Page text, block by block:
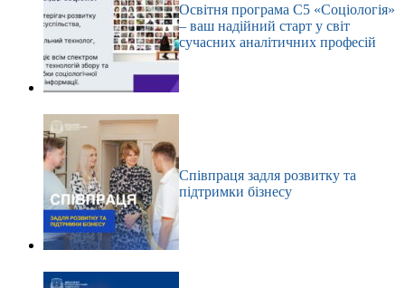
Освітня програма С5 «Соціологія»
– ваш надійний старт у світ
сучасних аналітичних професій
Співпраця задля розвитку та
підтримки бізнесу